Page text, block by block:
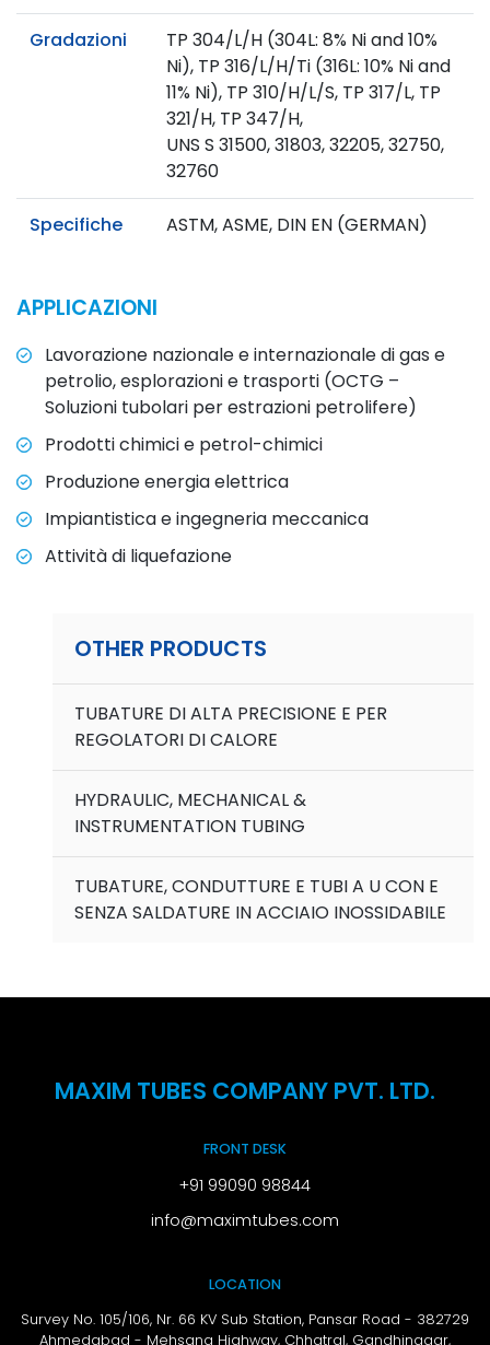
Gradazioni
TP 304/L/H (304L: 8% Ni and 10%
Ni), TP 316/L/H/Ti (316L: 10% Ni and
11% Ni), TP 310/H/L/S, TP 317/L, TP
321/H, TP 347/H,
UNS S 31500, 31803, 32205, 32750,
32760
Specifiche ASTM, ASME, DIN EN (GERMAN)
APPLICAZIONI
Lavorazione nazionale e internazionale di gas e
petrolio, esplorazioni e trasporti (OCTG –
Soluzioni tubolari per estrazioni petrolifere)
Prodotti chimici e petrol-chimici
Produzione energia elettrica
Impiantistica e ingegneria meccanica
Attività di liquefazione
OTHER PRODUCTS
TUBATURE DI ALTA PRECISIONE E PER
REGOLATORI DI CALORE
HYDRAULIC, MECHANICAL &
INSTRUMENTATION TUBING
TUBATURE, CONDUTTURE E TUBI A U CON E
SENZA SALDATURE IN ACCIAIO INOSSIDABILE
MAXIM TUBES COMPANY PVT. LTD.
FRONT DESK
+91 99090 98844
info@maximtubes.com
LOCATION
Survey No. 105/106, Nr. 66 KV Sub Station, Pansar Road - 382729
Ahmedabad - Mehsana Highway, Chhatral, Gandhinagar,